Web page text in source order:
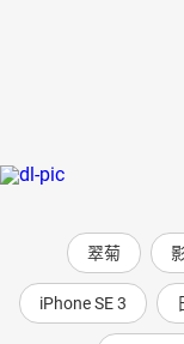
翠菊
iPhone SE 3